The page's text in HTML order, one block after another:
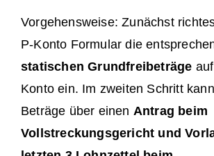
Vorgehensweise: Zunächst
P-Konto Formular die
statischen Grundfreibeträge
Konto ein. Im zweiten Schritt
Beträge über einen Antrag beim
Vollstreckungsgericht und